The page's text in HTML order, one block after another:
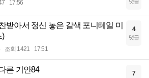
17:56
받아서 정신 놓은 갈색 포니테일 미
)
조회 1421 17:51
4
댓글
른 기안84 7